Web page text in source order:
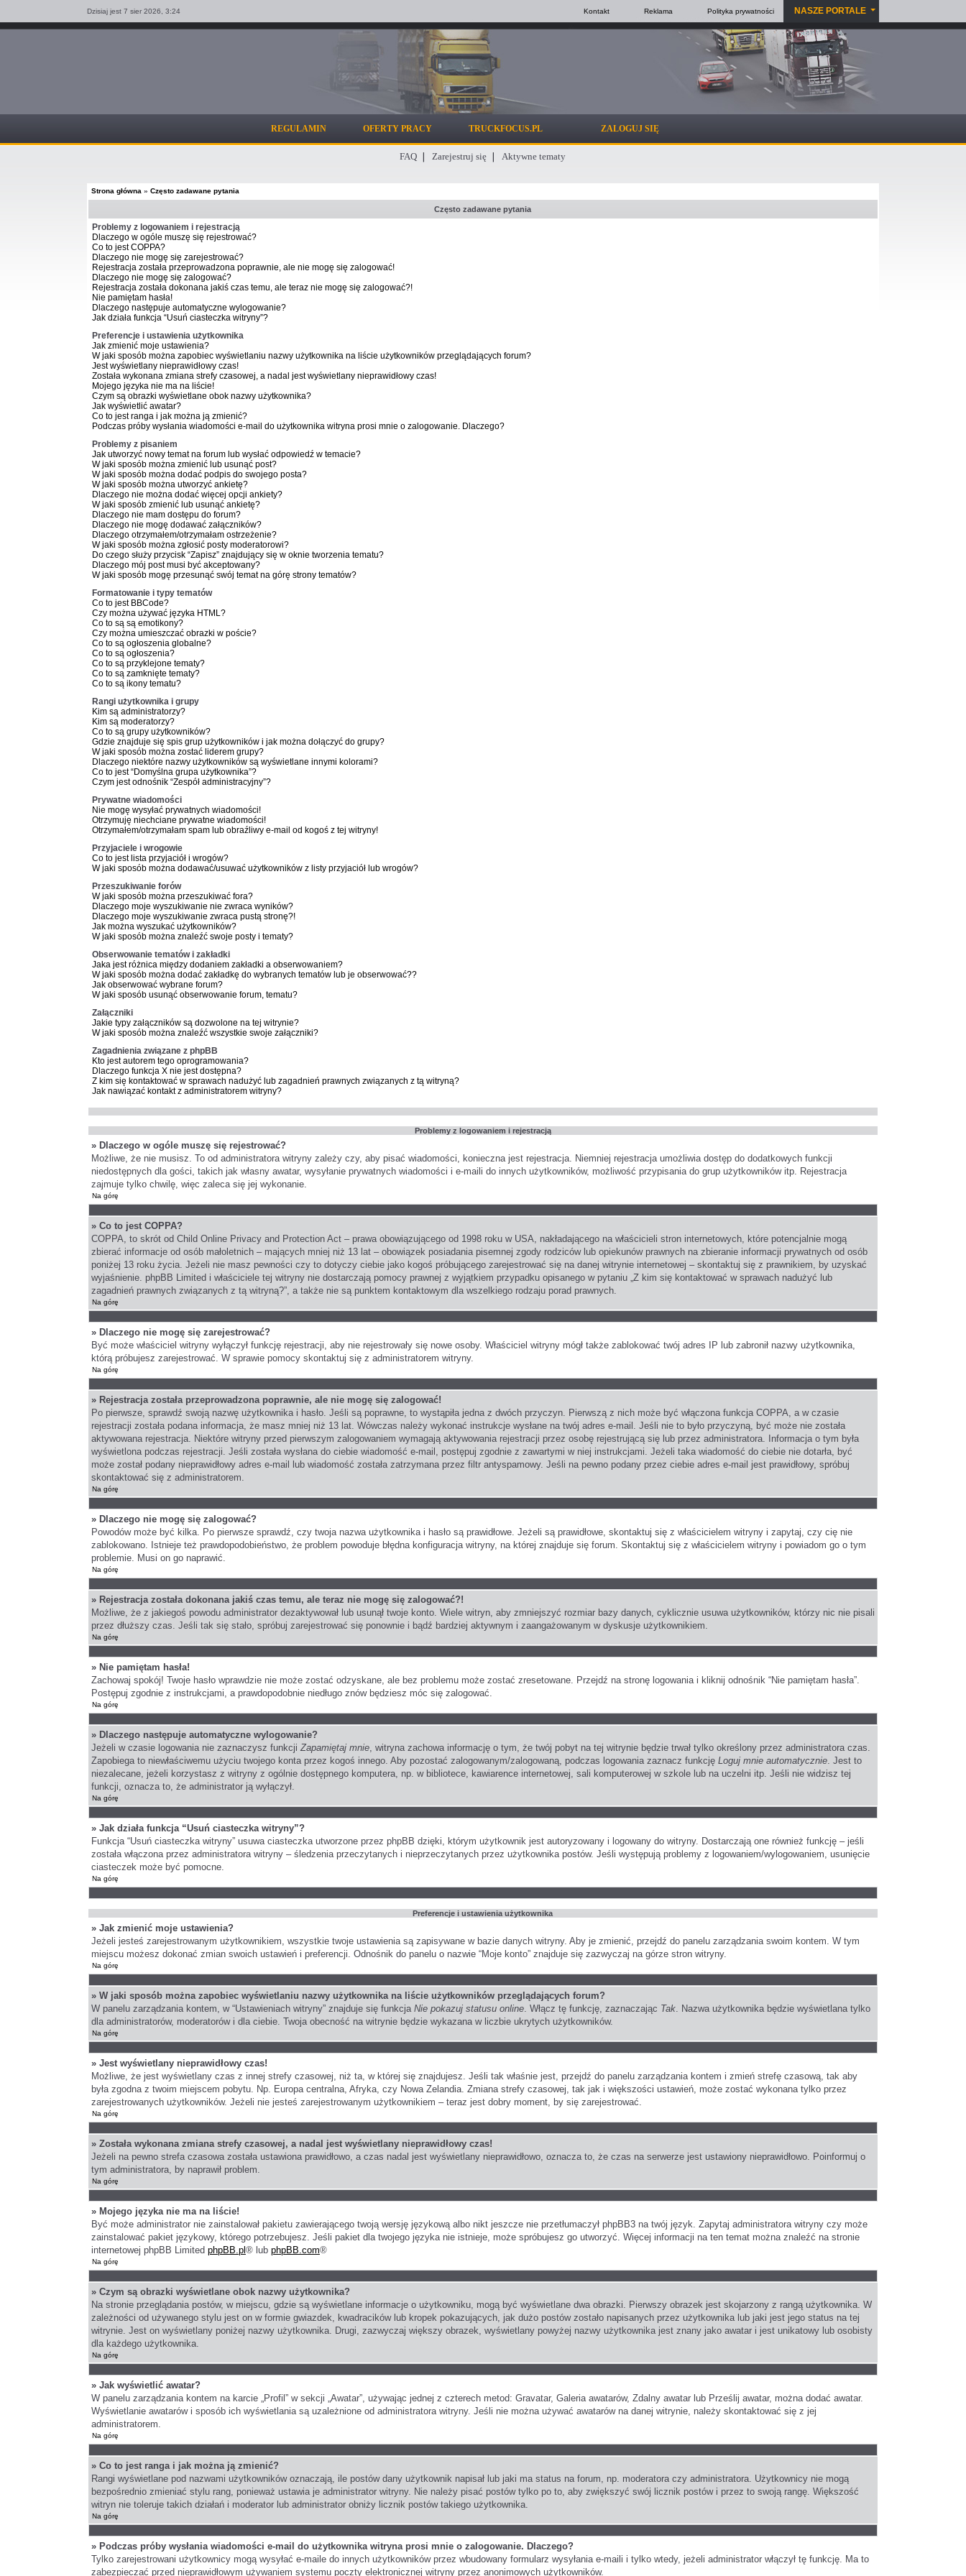
Dzisiaj jest 7 sier 2026, 3:24 Kontakt Reklama Polityka prywatności NASZE PORTALE
REGULAMIN OFERTY PRACY TRUCKFOCUS.PL ZALOGUJ SIĘ
FAQ Zarejestruj się Aktywne tematy
Strona główna » Często zadawane pytania
Często zadawane pytania
Problemy z logowaniem i rejestracją
Dlaczego w ogóle muszę się rejestrować?
Co to jest COPPA?
Dlaczego nie mogę się zarejestrować?
Rejestracja została przeprowadzona poprawnie, ale nie mogę się zalogować!
Dlaczego nie mogę się zalogować?
Rejestracja została dokonana jakiś czas temu, ale teraz nie mogę się zalogować?!
Nie pamiętam hasła!
Dlaczego następuje automatyczne wylogowanie?
Jak działa funkcja “Usuń ciasteczka witryny”?
Preferencje i ustawienia użytkownika
Jak zmienić moje ustawienia?
W jaki sposób można zapobiec wyświetlaniu nazwy użytkownika na liście użytkowników przeglądających forum?
Jest wyświetlany nieprawidłowy czas!
Została wykonana zmiana strefy czasowej, a nadal jest wyświetlany nieprawidłowy czas!
Mojego języka nie ma na liście!
Czym są obrazki wyświetlane obok nazwy użytkownika?
Jak wyświetlić awatar?
Co to jest ranga i jak można ją zmienić?
Podczas próby wysłania wiadomości e-mail do użytkownika witryna prosi mnie o zalogowanie. Dlaczego?
Problemy z pisaniem
Jak utworzyć nowy temat na forum lub wysłać odpowiedź w temacie?
W jaki sposób można zmienić lub usunąć post?
W jaki sposób można dodać podpis do swojego posta?
W jaki sposób można utworzyć ankietę?
Dlaczego nie można dodać więcej opcji ankiety?
W jaki sposób zmienić lub usunąć ankietę?
Dlaczego nie mam dostępu do forum?
Dlaczego nie mogę dodawać załączników?
Dlaczego otrzymałem/otrzymałam ostrzeżenie?
W jaki sposób można zgłosić posty moderatorowi?
Do czego służy przycisk “Zapisz” znajdujący się w oknie tworzenia tematu?
Dlaczego mój post musi być akceptowany?
W jaki sposób mogę przesunąć swój temat na górę strony tematów?
Formatowanie i typy tematów
Co to jest BBCode?
Czy można używać języka HTML?
Co to są są emotikony?
Czy można umieszczać obrazki w poście?
Co to są ogłoszenia globalne?
Co to są ogłoszenia?
Co to są przyklejone tematy?
Co to są zamknięte tematy?
Co to są ikony tematu?
Rangi użytkownika i grupy
Kim są administratorzy?
Kim są moderatorzy?
Co to są grupy użytkowników?
Gdzie znajduje się spis grup użytkowników i jak można dołączyć do grupy?
W jaki sposób można zostać liderem grupy?
Dlaczego niektóre nazwy użytkowników są wyświetlane innymi kolorami?
Co to jest “Domyślna grupa użytkownika”?
Czym jest odnośnik “Zespół administracyjny”?
Prywatne wiadomości
Nie mogę wysyłać prywatnych wiadomości!
Otrzymuję niechciane prywatne wiadomości!
Otrzymałem/otrzymałam spam lub obraźliwy e-mail od kogoś z tej witryny!
Przyjaciele i wrogowie
Co to jest lista przyjaciół i wrogów?
W jaki sposób można dodawać/usuwać użytkowników z listy przyjaciół lub wrogów?
Przeszukiwanie forów
W jaki sposób można przeszukiwać fora?
Dlaczego moje wyszukiwanie nie zwraca wyników?
Dlaczego moje wyszukiwanie zwraca pustą stronę?!
Jak można wyszukać użytkowników?
W jaki sposób można znaleźć swoje posty i tematy?
Obserwowanie tematów i zakładki
Jaka jest różnica między dodaniem zakładki a obserwowaniem?
W jaki sposób można dodać zakładkę do wybranych tematów lub je obserwować??
Jak obserwować wybrane forum?
W jaki sposób usunąć obserwowanie forum, tematu?
Załączniki
Jakie typy załączników są dozwolone na tej witrynie?
W jaki sposób można znaleźć wszystkie swoje załączniki?
Zagadnienia związane z phpBB
Kto jest autorem tego oprogramowania?
Dlaczego funkcja X nie jest dostępna?
Z kim się kontaktować w sprawach nadużyć lub zagadnień prawnych związanych z tą witryną?
Jak nawiązać kontakt z administratorem witryny?
Problemy z logowaniem i rejestracją
» Dlaczego w ogóle muszę się rejestrować?
Możliwe, że nie musisz. To od administratora witryny zależy czy, aby pisać wiadomości, konieczna jest rejestracja. Niemniej rejestracja umożliwia dostęp do dodatkowych funkcji
niedostępnych dla gości, takich jak własny awatar, wysyłanie prywatnych wiadomości i e-maili do innych użytkowników, możliwość przypisania do grup użytkowników itp. Rejestracja
zajmuje tylko chwilę, więc zaleca się jej wykonanie.
Na górę
» Co to jest COPPA?
COPPA, to skrót od Child Online Privacy and Protection Act – prawa obowiązującego od 1998 roku w USA, nakładającego na właścicieli stron internetowych, które potencjalnie mogą
zbierać informacje od osób małoletnich – mających mniej niż 13 lat – obowiązek posiadania pisemnej zgody rodziców lub opiekunów prawnych na zbieranie informacji prywatnych od osób
poniżej 13 roku życia. Jeżeli nie masz pewności czy to dotyczy ciebie jako kogoś próbującego zarejestrować się na danej witrynie internetowej – skontaktuj się z prawnikiem, by uzyskać
wyjaśnienie. phpBB Limited i właściciele tej witryny nie dostarczają pomocy prawnej z wyjątkiem przypadku opisanego w pytaniu „Z kim się kontaktować w sprawach nadużyć lub
zagadnień prawnych związanych z tą witryną?”, a także nie są punktem kontaktowym dla wszelkiego rodzaju porad prawnych.
Na górę
» Dlaczego nie mogę się zarejestrować?
Być może właściciel witryny wyłączył funkcję rejestracji, aby nie rejestrowały się nowe osoby. Właściciel witryny mógł także zablokować twój adres IP lub zabronił nazwy użytkownika,
którą próbujesz zarejestrować. W sprawie pomocy skontaktuj się z administratorem witryny.
Na górę
» Rejestracja została przeprowadzona poprawnie, ale nie mogę się zalogować!
Po pierwsze, sprawdź swoją nazwę użytkownika i hasło. Jeśli są poprawne, to wystąpiła jedna z dwóch przyczyn. Pierwszą z nich może być włączona funkcja COPPA, a w czasie
rejestracji została podana informacja, że masz mniej niż 13 lat. Wówczas należy wykonać instrukcje wysłane na twój adres e-mail. Jeśli nie to było przyczyną, być może nie została
aktywowana rejestracja. Niektóre witryny przed pierwszym zalogowaniem wymagają aktywowania rejestracji przez osobę rejestrującą się lub przez administratora. Informacja o tym była
wyświetlona podczas rejestracji. Jeśli została wysłana do ciebie wiadomość e-mail, postępuj zgodnie z zawartymi w niej instrukcjami. Jeżeli taka wiadomość do ciebie nie dotarła, być
może został podany nieprawidłowy adres e-mail lub wiadomość została zatrzymana przez filtr antyspamowy. Jeśli na pewno podany przez ciebie adres e-mail jest prawidłowy, spróbuj
skontaktować się z administratorem.
Na górę
» Dlaczego nie mogę się zalogować?
Powodów może być kilka. Po pierwsze sprawdź, czy twoja nazwa użytkownika i hasło są prawidłowe. Jeżeli są prawidłowe, skontaktuj się z właścicielem witryny i zapytaj, czy cię nie
zablokowano. Istnieje też prawdopodobieństwo, że problem powoduje błędna konfiguracja witryny, na której znajduje się forum. Skontaktuj się z właścicielem witryny i powiadom go o tym
problemie. Musi on go naprawić.
Na górę
» Rejestracja została dokonana jakiś czas temu, ale teraz nie mogę się zalogować?!
Możliwe, że z jakiegoś powodu administrator dezaktywował lub usunął twoje konto. Wiele witryn, aby zmniejszyć rozmiar bazy danych, cyklicznie usuwa użytkowników, którzy nic nie pisali
przez dłuższy czas. Jeśli tak się stało, spróbuj zarejestrować się ponownie i bądź bardziej aktywnym i zaangażowanym w dyskusje użytkownikiem.
Na górę
» Nie pamiętam hasła!
Zachowaj spokój! Twoje hasło wprawdzie nie może zostać odzyskane, ale bez problemu może zostać zresetowane. Przejdź na stronę logowania i kliknij odnośnik “Nie pamiętam hasła”.
Postępuj zgodnie z instrukcjami, a prawdopodobnie niedługo znów będziesz móc się zalogować.
Na górę
» Dlaczego następuje automatyczne wylogowanie?
Jeżeli w czasie logowania nie zaznaczysz funkcji Zapamiętaj mnie, witryna zachowa informację o tym, że twój pobyt na tej witrynie będzie trwał tylko określony przez administratora czas.
Zapobiega to niewłaściwemu użyciu twojego konta przez kogoś innego. Aby pozostać zalogowanym/zalogowaną, podczas logowania zaznacz funkcję Loguj mnie automatycznie. Jest to
niezalecane, jeżeli korzystasz z witryny z ogólnie dostępnego komputera, np. w bibliotece, kawiarence internetowej, sali komputerowej w szkole lub na uczelni itp. Jeśli nie widzisz tej
funkcji, oznacza to, że administrator ją wyłączył.
Na górę
» Jak działa funkcja “Usuń ciasteczka witryny”?
Funkcja “Usuń ciasteczka witryny” usuwa ciasteczka utworzone przez phpBB dzięki, którym użytkownik jest autoryzowany i logowany do witryny. Dostarczają one również funkcję – jeśli
została włączona przez administratora witryny – śledzenia przeczytanych i nieprzeczytanych przez użytkownika postów. Jeśli występują problemy z logowaniem/wylogowaniem, usunięcie
ciasteczek może być pomocne.
Na górę
Preferencje i ustawienia użytkownika
» Jak zmienić moje ustawienia?
Jeżeli jesteś zarejestrowanym użytkownikiem, wszystkie twoje ustawienia są zapisywane w bazie danych witryny. Aby je zmienić, przejdź do panelu zarządzania swoim kontem. W tym
miejscu możesz dokonać zmian swoich ustawień i preferencji. Odnośnik do panelu o nazwie “Moje konto” znajduje się zazwyczaj na górze stron witryny.
Na górę
» W jaki sposób można zapobiec wyświetlaniu nazwy użytkownika na liście użytkowników przeglądających forum?
W panelu zarządzania kontem, w “Ustawieniach witryny” znajduje się funkcja Nie pokazuj statusu online. Włącz tę funkcję, zaznaczając Tak. Nazwa użytkownika będzie wyświetlana tylko
dla administratorów, moderatorów i dla ciebie. Twoja obecność na witrynie będzie wykazana w liczbie ukrytych użytkowników.
Na górę
» Jest wyświetlany nieprawidłowy czas!
Możliwe, że jest wyświetlany czas z innej strefy czasowej, niż ta, w której się znajdujesz. Jeśli tak właśnie jest, przejdź do panelu zarządzania kontem i zmień strefę czasową, tak aby
była zgodna z twoim miejscem pobytu. Np. Europa centralna, Afryka, czy Nowa Zelandia. Zmiana strefy czasowej, tak jak i większości ustawień, może zostać wykonana tylko przez
zarejestrowanych użytkowników. Jeżeli nie jesteś zarejestrowanym użytkownikiem – teraz jest dobry moment, by się zarejestrować.
Na górę
» Została wykonana zmiana strefy czasowej, a nadal jest wyświetlany nieprawidłowy czas!
Jeżeli na pewno strefa czasowa została ustawiona prawidłowo, a czas nadal jest wyświetlany nieprawidłowo, oznacza to, że czas na serwerze jest ustawiony nieprawidłowo. Poinformuj o
tym administratora, by naprawił problem.
Na górę
» Mojego języka nie ma na liście!
Być może administrator nie zainstalował pakietu zawierającego twoją wersję językową albo nikt jeszcze nie przetłumaczył phpBB3 na twój język. Zapytaj administratora witryny czy może
zainstalować pakiet językowy, którego potrzebujesz. Jeśli pakiet dla twojego języka nie istnieje, może spróbujesz go utworzyć. Więcej informacji na ten temat można znaleźć na stronie
internetowej phpBB Limited phpBB.pl ® lub phpBB.com®
Na górę
» Czym są obrazki wyświetlane obok nazwy użytkownika?
Na stronie przeglądania postów, w miejscu, gdzie są wyświetlane informacje o użytkowniku, mogą być wyświetlane dwa obrazki. Pierwszy obrazek jest skojarzony z rangą użytkownika. W
zależności od używanego stylu jest on w formie gwiazdek, kwadracików lub kropek pokazujących, jak dużo postów zostało napisanych przez użytkownika lub jaki jest jego status na tej
witrynie. Jest on wyświetlany poniżej nazwy użytkownika. Drugi, zazwyczaj większy obrazek, wyświetlany powyżej nazwy użytkownika jest znany jako awatar i jest unikatowy lub osobisty
dla każdego użytkownika.
Na górę
» Jak wyświetlić awatar?
W panelu zarządzania kontem na karcie „Profil” w sekcji „Awatar”, używając jednej z czterech metod: Gravatar, Galeria awatarów, Zdalny awatar lub Prześlij awatar, można dodać awatar.
Wyświetlanie awatarów i sposób ich wyświetlania są uzależnione od administratora witryny. Jeśli nie można używać awatarów na danej witrynie, należy skontaktować się z jej
administratorem.
Na górę
» Co to jest ranga i jak można ją zmienić?
Rangi wyświetlane pod nazwami użytkowników oznaczają, ile postów dany użytkownik napisał lub jaki ma status na forum, np. moderatora czy administratora. Użytkownicy nie mogą
bezpośrednio zmieniać stylu rang, ponieważ ustawia je administrator witryny. Nie należy pisać postów tylko po to, aby zwiększyć swój licznik postów i przez to swoją rangę. Większość
witryn nie toleruje takich działań i moderator lub administrator obniży licznik postów takiego użytkownika.
Na górę
» Podczas próby wysłania wiadomości e-mail do użytkownika witryna prosi mnie o zalogowanie. Dlaczego?
Tylko zarejestrowani użytkownicy mogą wysyłać e-maile do innych użytkowników przez wbudowany formularz wysyłania e-maili i tylko wtedy, jeżeli administrator włączył tę funkcję. Ma to
zabezpieczać przed nieprawidłowym używaniem systemu poczty elektronicznej witryny przez anonimowych użytkowników.